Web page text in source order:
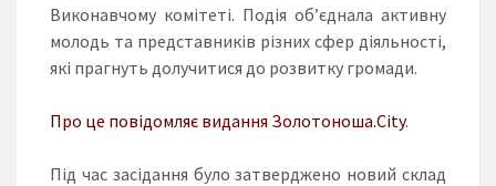
Виконавчому комітеті. Подія об’єднала активну
молодь та представників різних сфер діяльності,
які прагнуть долучитися до розвитку громади.
Про це повідомляє видання Золотоноша.City.
Під час засідання було затверджено новий склад